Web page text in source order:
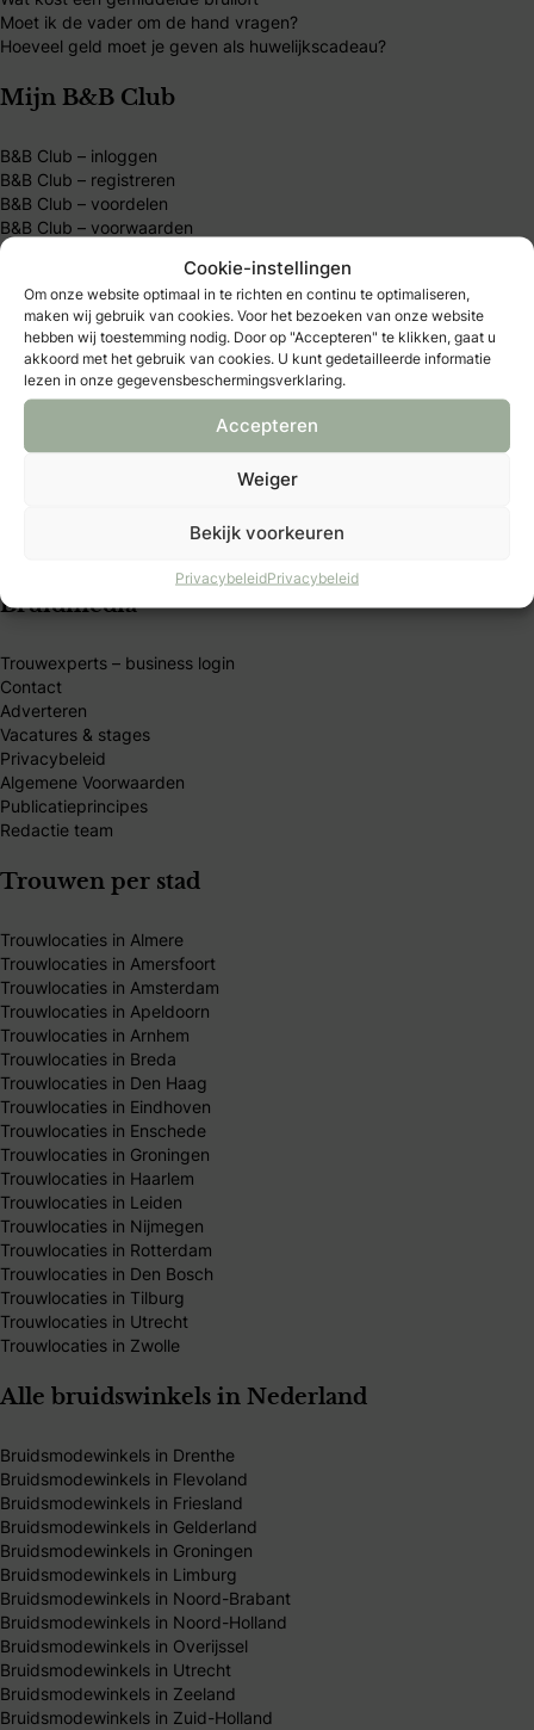
Cookie-instellingen
Om onze website optimaal in te richten en continu te optimaliseren,
maken wij gebruik van cookies. Voor het bezoeken van onze website
hebben wij toestemming nodig. Door op "Accepteren" te klikken, gaat u
akkoord met het gebruik van cookies. U kunt gedetailleerde informatie
lezen in onze gegevensbeschermingsverklaring.
Accepteren
Weiger
Bekijk voorkeuren
PrivacybeleidPrivacybeleid
Moet ik de vader om de hand vragen?
Hoeveel geld moet je geven als huwelijkscadeau?
Mijn B&B Club
B&B Club – inloggen
B&B Club – registreren
B&B Club – voordelen
B&B Club – voorwaarden
Over Bruid & Bruidegom
Al 40 jaar dé plek voor bruidsparen die hun trouwdag
persoonlijk willen maken. Vind inspiratie, tips en
betrouwbare trouwexperts op één platform. Word B&B
Club-member en ontdek exclusieve voordelen, kortingen
en handige tools.
Bruidmedia
Trouwexperts – business login
Contact
Adverteren
Vacatures & stages
Privacybeleid
Algemene Voorwaarden
Publicatieprincipes
Redactie team
Trouwen per stad
Trouwlocaties in Almere
Trouwlocaties in Amersfoort
Trouwlocaties in Amsterdam
Trouwlocaties in Apeldoorn
Trouwlocaties in Arnhem
Trouwlocaties in Breda
Trouwlocaties in Den Haag
Trouwlocaties in Eindhoven
Trouwlocaties in Enschede
Trouwlocaties in Groningen
Trouwlocaties in Haarlem
Trouwlocaties in Leiden
Trouwlocaties in Nijmegen
Trouwlocaties in Rotterdam
Trouwlocaties in Den Bosch
Trouwlocaties in Tilburg
Trouwlocaties in Utrecht
Trouwlocaties in Zwolle
Alle bruidswinkels in Nederland
Bruidsmodewinkels in Drenthe
Bruidsmodewinkels in Flevoland
Bruidsmodewinkels in Friesland
Bruidsmodewinkels in Gelderland
Bruidsmodewinkels in Groningen
Bruidsmodewinkels in Limburg
Bruidsmodewinkels in Noord-Brabant
Bruidsmodewinkels in Noord-Holland
Bruidsmodewinkels in Overijssel
Bruidsmodewinkels in Utrecht
Bruidsmodewinkels in Zeeland
Bruidsmodewinkels in Zuid-Holland